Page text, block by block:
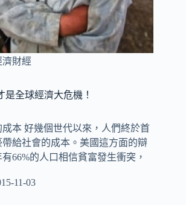
濟財經
是全球經濟大危機！
本 好幾個世代以來，人們終於首
給社會的成本。美國這方面的辯
66%的人口相信貧富發生衝突，
11-03